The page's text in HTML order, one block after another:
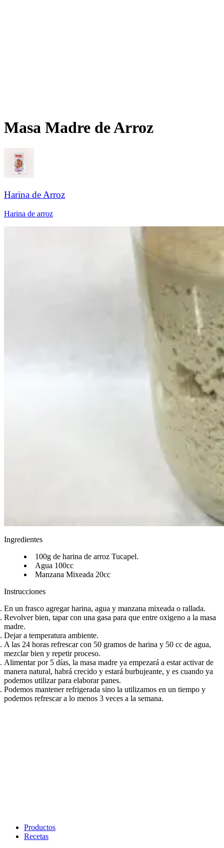
Masa Madre de Arroz​​​​‌ ‍ ​‍​‍‌‍ ‌ ​‍‌‍‍‌‌‍‌ ‌‍‍‌‌‍ ‍​‍​‍​ ‍‍​‍​‍‌ ​ ‌‍​‌‌‍ ‍‌‍‍‌‌ ‌​‌ ‍‌​‍ ‍‌‍‍‌‌‍ ​‍​‍​‍ ​​‍​‍‌‍‍​‌ ​‍‌‍‌‌‌‍‌‍​‍​‍​ ‍‍​‍​‍‌‍‍​‌ ‌​‌ ‌​‌ ​​‌ ​ ​ ‍‍​‍ ​‍ ‌ ‌​‌ ‌‌‌‍​ ‌‍​‌‌ ​​‌‍‌‌‌‍ ​​‍ ‍‌ ​ ‌‍​‌‌‍ ‍‌‍‍‌‌ ‌​‌ ‍‌​‍ ‍‌ ​ ‌ ‌​‌ ‌‌‌‍‌​‌‍‍‌‌‍ ​‍ ‌‍‍‌‌‍ ‍‌ ‌​‌‍‌‌‌‍ ‍‌ ‌​​‍ ‌‍‌‌‌‍‌​‌‍‍‌‌ ‌​​‍ ‌‍ ‌‌‍ ‌‍‌​‌‍‌‌​ ‌‌ ​​‌ ​‍‌‍‌‌‌ ​ ‌‍‌‌‌‍ ‍‌ ‌​‌‍​‌‌ ‌​‌‍‍‌‌‍ ‌‍ ‍​ ‍ ‌‍‍‌‌‍‌​​ ‌‌ ​‍‌‍‌‌‌‍​ ‌‍‍‌‌ ​​‌‍‌‌​‍ ‌​ ‍​​ ​​​ ‌ ​ ​‍​ ‍ ‌ ‌​‌ ‍‌‌ ​​‌‍‌‌​ ‌‌ ​‍‌‍‌‌‌‍​ ‌‍‍‌‌ ​​‌‍‌‌​ ‍ ‌ ​​‌‍​‌‌ ‌​‌‍‍​​ ‌‌ ‌​‌‍‍‌‌ ‌​‌‍ ​‌‍‌‌​ ‌‍​‍‌‍​‌‌ ​ ‌‍‌‌‌‌‌‌‌ ​‍‌‍ ​​ ‌‌‍‍​‌ ‌​‌ ‌​‌ ​​‌ ​ ​‍‌‌​ ​ ‌​​‌​‍‌‌​ ​‍‌​‌‍​‍‌‌​ ​‍‌​‌‍‌ ‌​‌ ‌‌‌‍​ ‌‍​‌‌ ​​‌‍‌‌‌‍ ​​‍ ‍‌ ​ ‌‍​‌‌‍ ‍‌‍‍‌‌ ‌​‌ ‍‌​‍ ‍‌ ​ ‌ ‌​‌ ‌‌‌‍‌​‌‍‍‌‌‍ ​‍‌‍‌‍‍‌‌‍‌​​ ‌‌ ​‍‌‍‌‌‌‍​ ‌‍‍‌‌ ​​‌‍‌‌​‍ ‌​ ‍​​ ​​​ ‌ ​ ​‍​‍‌‍‌ ‌​‌ ‍‌‌ ​​‌‍‌‌​ ‌‌ ​‍‌‍‌‌‌‍​ ‌‍‍‌‌ ​​‌‍‌‌​‍‌‍‌ ​​‌‍​‌‌ ‌​‌‍‍​​ ‌‌ ‌​‌‍‍‌‌ ‌​‌‍ ​‌‍‌‌​‍‌‍‌ ​​‌‍‌‌‌ ​‍‌ ​ ‌ ​​‌‍‌‌‌‍​ ‌ ‌​‌‍‍‌‌ ‌‍‌‍‌‌​ ‌‌ ​​‌ ‌‌‌‍​‍‌‍ ​‌‍‍‌‌ ​ ‌‍‍​‌‍‌‌‌‍‌​​‍​‍‌ ‌
Harina de Arroz​​​​‌ ‍ ​‍​‍‌‍ ‌ ​‍‌‍‍‌‌‍‌ ‌‍‍‌‌‍ ‍​‍​‍​ ‍‍​‍​‍‌ ​ ‌‍​‌‌‍ ‍‌‍‍‌‌ ‌​‌ ‍‌​‍ ‍‌‍‍‌‌‍ ​‍​‍​‍ ​​‍​‍‌‍‍​‌ ​‍‌‍‌‌‌‍‌‍​‍​‍​ ‍‍​‍​‍‌‍‍​‌ ‌​‌ ‌​‌ ​​‌ ​ ​ ‍‍​‍ ​‍ ‌ ‌​‌ ‌‌‌‍​ ‌‍​‌‌ ​​‌‍‌‌‌‍ ​​‍ ‍‌ ​ ‌‍​‌‌‍ ‍‌‍‍‌‌ ‌​‌ ‍‌​‍ ‍‌ ​ ‌ ‌​‌ ‌‌‌‍‌​‌‍‍‌‌‍ ​‍ ‌‍‍‌‌‍ ‍‌ ‌​‌‍‌‌‌‍ ‍‌ ‌​​‍ ‌‍‌‌‌‍‌​‌‍‍‌‌ ‌​​‍ ‌‍ ‌‌‍ ‌‍‌​‌‍‌‌​ ‌‌ ​​‌ ​‍‌‍‌‌‌ ​ ‌‍‌‌‌‍ ‍‌ ‌​‌‍​‌‌ ‌​‌‍‍‌‌‍ ‌‍ ‍​ ‍ ‌‍‍‌‌‍‌​​ ‌​ ‌​‌‍‌‍​ ‌​​ ​​‌‍​‍​ ‌ ​ ‌ ​ ​​​‍ ‌‌‍‌​​ ​ ​ ​‌‌‍​ ​‍ ‌​ ‌​​ ‍​​ ‌​​ ‌​​‍ ‌‌‍​‌​ ‍​​ ‌​​ ‌‌​‍ ‌‌‍‌‍​ ‌​​ ​ ‌‍‌​​ ​‍​ ​‍‌‍​ ‌‍‌‌‌‍‌​​ ​ ​ ​ ‌‍​ ​ ‍ ‌ ‌​‌ ‍‌‌ ​​‌‍‌‌​ ‌‌ ​​‌ ​‍‌‍ ‌‍‌​‌ ‌‌‌‍​ ‌ ‌​​ ‍ ‌ ​​‌‍​‌‌ ‌​‌‍‍​​ ‌‌ ‌​‌‍‍‌‌ ‌​‌‍ ​‌‍‌‌​ ‌‍​‍‌‍​‌‌ ​ ‌‍‌‌‌‌‌‌‌ ​‍‌‍ ​​ ‌‌‍‍​‌ ‌​‌ ‌​‌ ​​‌ ​ ​‍‌‌​ ​ ‌​​‌​‍‌‌​ ​‍‌​‌‍​‍‌‌​ ​‍‌​‌‍‌ ‌​‌ ‌‌‌‍​ ‌‍​‌‌ ​​‌‍‌‌‌‍ ​​‍ ‍‌ ​ ‌‍​‌‌‍ ‍‌‍‍‌‌ ‌​‌ ‍‌​‍ ‍‌ ​ ‌ ‌​‌ ‌‌‌‍‌​‌‍‍‌‌‍ ​‍‌‍‌‍‍‌‌‍‌​​ ‌​ ‌​‌‍‌‍​ ‌​​ ​​‌‍​‍​ ‌ ​ ‌ ​ ​​​‍ ‌‌‍‌​​ ​ ​ ​‌‌‍​ ​‍ ‌​ ‌​​ ‍​​ ‌​​ ‌​​‍ ‌‌‍​‌​ ‍​​ ‌​​ ‌‌​‍ ‌‌‍‌‍​ ‌​​ ​ ‌‍‌​​ ​‍​ ​‍‌‍​ ‌‍‌‌‌‍‌​​ ​ ​ ​ ‌‍​ ​‍‌‍‌ ‌​‌ ‍‌‌ ​​‌‍‌‌​ ‌‌ ​​‌ ​‍‌‍ ‌‍‌​‌ ‌‌‌‍​ ‌ ‌​​‍‌‍‌ ​​‌‍​‌‌ ‌​‌‍‍​​ ‌‌ ‌​‌‍‍‌‌ ‌​‌‍ ​‌‍‌‌​‍‌‍‌ ​​‌‍‌‌‌ ​‍‌ ​ ‌ ​​‌‍‌‌‌‍​ ‌ ‌​‌‍‍‌‌ ‌‍‌‍‌‌​ ‌‌ ​​‌ ‌‌‌‍​‍‌‍ ​‌‍‍‌‌ ​ ‌‍‍​‌‍‌‌‌‍‌​​‍​‍‌ ‌
Harina de arroz​​​​‌ ‍ ​‍​‍‌‍ ‌ ​‍‌‍‍‌‌‍‌ ‌‍‍‌‌‍ ‍​‍​‍​ ‍‍​‍​‍‌ ​ ‌‍​‌‌‍ ‍‌‍‍‌‌ ‌​‌ ‍‌​‍ ‍‌‍‍‌‌‍ ​‍​‍​‍ ​​‍​‍‌‍‍​‌ ​‍‌‍‌‌‌‍‌‍​‍​‍​ ‍‍​‍​‍‌‍‍​‌ ‌​‌ ‌​‌ ​​‌ ​ ​ ‍‍​‍ ​‍ ‌ ‌​‌ ‌‌‌‍​ ‌‍​‌‌ ​​‌‍‌‌‌‍ ​​‍ ‍‌ ​ ‌‍​‌‌‍ ‍‌‍‍‌‌ ‌​‌ ‍‌​‍ ‍‌ ​ ‌ ‌​‌ ‌‌‌‍‌​‌‍‍‌‌‍ ​‍ ‌‍‍‌‌‍ ‍‌ ‌​‌‍‌‌‌‍ ‍‌ ‌​​‍ ‌‍‌‌‌‍‌​‌‍‍‌‌ ‌​​‍ ‌‍ ‌‌‍ ‌‍‌​‌‍‌‌​ ‌‌ ​​‌ ​‍‌‍‌‌‌ ​ ‌‍‌‌‌‍ ‍‌ ‌​‌‍​‌‌ ‌​‌‍‍‌‌‍ ‌‍ ‍​ ‍ ‌‍‍‌‌‍‌​​ ‌​ ​ ​ ‍​​ ​‍‌‍‌‌​ ‌‌‌‍​ ​ ‍‌​ ‍​​‍ ‌​ ​‍​ ‍​‌‍​ ‌‍‌‌​‍ ‌​ ‌​​ ​​​ ​ ​ ‍​​‍ ‌‌‍​‍‌‍​‍‌‍‌‌​ ​‌​‍ ‌​ ​​​ ‍‌‌‍​‌‌‍‌‌‌‍​ ​ ‌ ​ ​‍​ ‌​​ ​​​ ‍‌​ ‌ ‌‍​‌​ ‍ ‌ ‌​‌ ‍‌‌ ​​‌‍‌‌​ ‌‌ ​​‌ ​‍‌‍ ‌‍‌​‌ ‌‌‌‍​ ‌ ‌​‌​​ ‌‍​‌‌ ‌​‌‍‌‌‌‍‌ ‌‍ ‌ ​‍‌ ‍‌​ ‍ ‌ ​​‌‍​‌‌ ‌​‌‍‍​​ ‌‌ ‌​‌‍‍‌‌ ‌​‌‍ ​‌‍‌‌​ ‌‍​‍‌‍​‌‌ ​ ‌‍‌‌‌‌‌‌‌ ​‍‌‍ ​​ ‌‌‍‍​‌ ‌​‌ ‌​‌ ​​‌ ​ ​‍‌‌​ ​ ‌​​‌​‍‌‌​ ​‍‌​‌‍​‍‌‌​ ​‍‌​‌‍‌ ‌​‌ ‌‌‌‍​ ‌‍​‌‌ ​​‌‍‌‌‌‍ ​​‍ ‍‌ ​ ‌‍​‌‌‍ ‍‌‍‍‌‌ ‌​‌ ‍‌​‍ ‍‌ ​ ‌ ‌​‌ ‌‌‌‍‌​‌‍‍‌‌‍ ​‍‌‍‌‍‍‌‌‍‌​​ ‌​ ​ ​ ‍​​ ​‍‌‍‌‌​ ‌‌‌‍​ ​ ‍‌​ ‍​​‍ ‌​ ​‍​ ‍​‌‍​ ‌‍‌‌​‍ ‌​ ‌​​ ​​​ ​ ​ ‍​​‍ ‌‌‍​‍‌‍​‍‌‍‌‌​ ​‌​‍ ‌​ ​​​ ‍‌‌‍​‌‌‍‌‌‌‍​ ​ ‌ ​ ​‍​ ‌​​ ​​​ ‍‌​ ‌ ‌‍​‌​‍‌‍‌ ‌​‌ ‍‌‌ ​​‌‍‌‌​ ‌‌ ​​‌ ​‍‌‍ ‌‍‌​‌ ‌‌‌‍​ ‌ ‌​‌​​ ‌‍​‌‌ ‌​‌‍‌‌‌‍‌ ‌‍ ‌ ​‍‌ ‍‌​‍‌‍‌ ​​‌‍​‌‌ ‌​‌‍‍​​ ‌‌ ‌​‌‍‍‌‌ ‌​‌‍ ​‌‍‌‌​‍‌‍‌ ​​‌‍‌‌‌ ​‍‌ ​ ‌ ​​‌‍‌‌‌‍​ ‌ ‌​‌‍‍‌‌ ‌‍‌‍‌‌​ ‌‌ ​​‌ ‌‌‌‍​‍‌‍ ​‌‍‍‌‌ ​ ‌‍‍​‌‍‌‌‌‍‌​​‍​‍‌ ‌
Ingredientes
100g de harina de arroz Tucapel.​​​​‌ ‍ ​‍​‍‌‍ ‌ ​‍‌‍‍‌‌‍‌ ‌‍‍‌‌‍ ‍​‍​‍​ ‍‍​‍​‍‌ ​ ‌‍​‌‌‍ ‍‌‍‍‌‌ ‌​‌ ‍‌​‍ ‍‌‍‍‌‌‍ ​‍​‍​‍ ​​‍​‍‌‍‍​‌ ​‍‌‍‌‌‌‍‌‍​‍​‍​ ‍‍​‍​‍‌‍‍​‌ ‌​‌ ‌​‌ ​​‌ ​ ​ ‍‍​‍ ​‍ ‌ ‌​‌ ‌‌‌‍​ ‌‍​‌‌ ​​‌‍‌‌‌‍ ​​‍ ‍‌ ​ ‌‍​‌‌‍ ‍‌‍‍‌‌ ‌​‌ ‍‌​‍ ‍‌ ​ ‌ ‌​‌ ‌‌‌‍‌​‌‍‍‌‌‍ ​‍ ‌‍‍‌‌‍ ‍‌ ‌​‌‍‌‌‌‍ ‍‌ ‌​​‍ ‌‍‌‌‌‍‌​‌‍‍‌‌ ‌​​‍ ‌‍ ‌‌‍ ‌‍‌​‌‍‌‌​ ‌‌ ​​‌ ​‍‌‍‌‌‌ ​ ‌‍‌‌‌‍ ‍‌ ‌​‌‍​‌‌ ‌​‌‍‍‌‌‍ ‌‍ ‍​ ‍ ‌‍‍‌‌‍‌​​ ‌‌ ​‍‌‍‌‌‌‍​ ‌‍‍‌‌ ​​‌‍‌‌​‍ ‌​ ‍​​ ​​​ ‌ ​ ​‍​ ‍ ‌ ‌​‌ ‍‌‌ ​​‌‍‌‌​ ‌‌ ​‍‌‍‌‌‌‍​ ‌‍‍‌‌ ​​‌‍‌‌​ ‍ ‌ ​​‌‍​‌‌ ‌​‌‍‍​​ ‌‌‍‍‌‌‍ ‍‌‍‌ ‌ ​‍‌‍‌‌‌‍‌​‌‍‍‌‌‍‌‌‌‍ ‍‌ ‌​‌ ​ ​‍‌‌​ ‌‌‌​​‍‌‌ ‌‍‍ ‌‍‌‌‌ ‍‌​‍‌‌​ ​ ‌​‌​​‍‌‌​ ​ ‌​‌​​‍‌‌​ ​‍​ ​‍​ ‌ ​ ‌ ​ ‍‌​ ‌‍​ ​ ​ ‌‍​ ​‌‌‍‌​‌‍​‍​ ‌‍​ ‌ ‌‍​‍​‍‌‌​ ​‍​ ​‍​‍‌‌​ ‌‌‌​‌​​‍ ‍‌‍​ ‌‍‍​‌‍‍‌‌‍ ​‌‍‌​‌ ​‍‌‍‌‌‌‍ ‍​‍‌‌​ ‌‌‌​​‍‌‌ ‌‍‍ ‌‍‌‌‌ ‍‌​‍‌‌​ ​ ‌​‌​​‍‌‌​ ​ ‌​‌​​‍‌‌​ ​‍​ ​‍​ ​‍‌‍​ ​ ​‌​ ‌ ‌‍​ ‌‍‌​​ ‌‍​ ‍‌‌‍​ ‌‍​‍‌‍‌​​ ​​​‍‌‌​ ​‍​ ​‍​‍‌‌​ ‌‌‌​‌​​‍ ‍‌ ‌​‌‍‌‌‌ ‍​‌ ‌​​ ‌‍​‍‌‍​‌‌ ​ ‌‍‌‌‌‌‌‌‌ ​‍‌‍ ​​ ‌‌‍‍​‌ ‌​‌ ‌​‌ ​​‌ ​ ​‍‌‌​ ​ ‌​​‌​‍‌‌​ ​‍‌​‌‍​‍‌‌​ ​‍‌​‌‍‌ ‌​‌ ‌‌‌‍​ ‌‍​‌‌ ​​‌‍‌‌‌‍ ​​‍ ‍‌ ​ ‌‍​‌‌‍ ‍‌‍‍‌‌ ‌​‌ ‍‌​‍ ‍‌ ​ ‌ ‌​‌ ‌‌‌‍‌​‌‍‍‌‌‍ ​‍‌‍‌‍‍‌‌‍‌​​ ‌‌ ​‍‌‍‌‌‌‍​ ‌‍‍‌‌ ​​‌‍‌‌​‍ ‌​ ‍​​ ​​​ ‌ ​ ​‍​‍‌‍‌ ‌​‌ ‍‌‌ ​​‌‍‌‌​ ‌‌ ​‍‌‍‌‌‌‍​ ‌‍‍‌‌ ​​‌‍‌‌​‍‌‍‌ ​​‌‍​‌‌ ‌​‌‍‍​​ ‌‌‍‍‌‌‍ ‍‌‍‌ ‌ ​‍‌‍‌‌‌‍‌​‌‍‍‌‌‍‌‌‌‍ ‍‌ ‌​‌ ​ ​‍‌‌​ ‌‌‌​​‍‌‌ ‌‍‍ ‌‍‌‌‌ ‍‌​‍‌‌​ ​ ‌​‌​​‍‌‌​ ​ ‌​‌​​‍‌‌​ ​‍​ ​‍​ ‌ ​ ‌ ​ ‍‌​ ‌‍​ ​ ​ ‌‍​ ​‌‌‍‌​‌‍​‍​ ‌‍​ ‌ ‌‍​‍​‍‌‌​ ​‍​ ​‍​‍‌‌​ ‌‌‌​‌​​‍ ‍‌‍​ ‌‍‍​‌‍‍‌‌‍ ​‌‍‌​‌ ​‍‌‍‌‌‌‍ ‍​‍‌‌​ ‌‌‌​​‍‌‌ ‌‍‍ ‌‍‌‌‌ ‍‌​‍‌‌​ ​ ‌​‌​​‍‌‌​ ​ ‌​‌​​‍‌‌​ ​‍​ ​‍​ ​‍‌‍​ ​ ​‌​ ‌ ‌‍​ ‌‍‌​​ ‌‍​ ‍‌‌‍​ ‌‍​‍‌‍‌​​ ​​​‍‌‌​ ​‍​ ​‍​‍‌‌​ ‌‌‌​‌​​‍ ‍‌ ‌​‌‍‌‌‌ ‍​‌ ‌​​‍‌‍‌ ​​‌‍‌‌‌ ​‍‌ ​ ‌ ​​‌‍‌‌‌‍​ ‌ ‌​‌‍‍‌‌ ‌‍‌‍‌‌​ ‌‌ ​​‌ ‌‌‌‍​‍‌‍ ​‌‍‍‌‌ ​ ‌‍‍​‌‍‌‌‌‍‌​​‍​‍‌ ‌
Agua 100cc​​​​‌ ‍ ​‍​‍‌‍ ‌ ​‍‌‍‍‌‌‍‌ ‌‍‍‌‌‍ ‍​‍​‍​ ‍‍​‍​‍‌ ​ ‌‍​‌‌‍ ‍‌‍‍‌‌ ‌​‌ ‍‌​‍ ‍‌‍‍‌‌‍ ​‍​‍​‍ ​​‍​‍‌‍‍​‌ ​‍‌‍‌‌‌‍‌‍​‍​‍​ ‍‍​‍​‍‌‍‍​‌ ‌​‌ ‌​‌ ​​‌ ​ ​ ‍‍​‍ ​‍ ‌ ‌​‌ ‌‌‌‍​ ‌‍​‌‌ ​​‌‍‌‌‌‍ ​​‍ ‍‌ ​ ‌‍​‌‌‍ ‍‌‍‍‌‌ ‌​‌ ‍‌​‍ ‍‌ ​ ‌ ‌​‌ ‌‌‌‍‌​‌‍‍‌‌‍ ​‍ ‌‍‍‌‌‍ ‍‌ ‌​‌‍‌‌‌‍ ‍‌ ‌​​‍ ‌‍‌‌‌‍‌​‌‍‍‌‌ ‌​​‍ ‌‍ ‌‌‍ ‌‍‌​‌‍‌‌​ ‌‌ ​​‌ ​‍‌‍‌‌‌ ​ ‌‍‌‌‌‍ ‍‌ ‌​‌‍​‌‌ ‌​‌‍‍‌‌‍ ‌‍ ‍​ ‍ ‌‍‍‌‌‍‌​​ ‌‌ ​‍‌‍‌‌‌‍​ ‌‍‍‌‌ ​​‌‍‌‌​‍ ‌​ ‍​​ ​​​ ‌ ​ ​‍​ ‍ ‌ ‌​‌ ‍‌‌ ​​‌‍‌‌​ ‌‌ ​‍‌‍‌‌‌‍​ ‌‍‍‌‌ ​​‌‍‌‌​ ‍ ‌ ​​‌‍​‌‌ ‌​‌‍‍​​ ‌‌‍‍‌‌‍ ‍‌‍‌ ‌ ​‍‌‍‌‌‌‍‌​‌‍‍‌‌‍‌‌‌‍ ‍‌ ‌​‌ ​ ​‍‌‌​ ‌‌‌​​‍‌‌ ‌‍‍ ‌‍‌‌‌ ‍‌​‍‌‌​ ​ ‌​‌​​‍‌‌​ ​ ‌​‌​​‍‌‌​ ​‍​ ​‍​ ‌​​ ‌ ​ ‌‍‌‍‌‌‌‍‌​‌‍‌‍​ ‌ ​ ‌ ​ ‍‌‌‍​‌​ ​‍​ ​‍​‍‌‌​ ​‍​ ​‍​‍‌‌​ ‌‌‌​‌​​‍ ‍‌‍​ ‌‍‍​‌‍‍‌‌‍ ​‌‍‌​‌ ​‍‌‍‌‌‌‍ ‍​‍‌‌​ ‌‌‌​​‍‌‌ ‌‍‍ ‌‍‌‌‌ ‍‌​‍‌‌​ ​ ‌​‌​​‍‌‌​ ​ ‌​‌​​‍‌‌​ ​‍​ ​‍‌‍‌‍​ ​​​ ​‍‌‍​ ‌‍​‍​ ‌‍​ ‍‌​ ‍‌‌‍​ ‌‍‌‌​ ​​‌‍​‌​‍‌‌​ ​‍​ ​‍​‍‌‌​ ‌‌‌​‌​​‍ ‍‌ ‌​‌‍‌‌‌ ‍​‌ ‌​​ ‌‍​‍‌‍​‌‌ ​ ‌‍‌‌‌‌‌‌‌ ​‍‌‍ ​​ ‌‌‍‍​‌ ‌​‌ ‌​‌ ​​‌ ​ ​‍‌‌​ ​ ‌​​‌​‍‌‌​ ​‍‌​‌‍​‍‌‌​ ​‍‌​‌‍‌ ‌​‌ ‌‌‌‍​ ‌‍​‌‌ ​​‌‍‌‌‌‍ ​​‍ ‍‌ ​ ‌‍​‌‌‍ ‍‌‍‍‌‌ ‌​‌ ‍‌​‍ ‍‌ ​ ‌ ‌​‌ ‌‌‌‍‌​‌‍‍‌‌‍ ​‍‌‍‌‍‍‌‌‍‌​​ ‌‌ ​‍‌‍‌‌‌‍​ ‌‍‍‌‌ ​​‌‍‌‌​‍ ‌​ ‍​​ ​​​ ‌ ​ ​‍​‍‌‍‌ ‌​‌ ‍‌‌ ​​‌‍‌‌​ ‌‌ ​‍‌‍‌‌‌‍​ ‌‍‍‌‌ ​​‌‍‌‌​‍‌‍‌ ​​‌‍​‌‌ ‌​‌‍‍​​ ‌‌‍‍‌‌‍ ‍‌‍‌ ‌ ​‍‌‍‌‌‌‍‌​‌‍‍‌‌‍‌‌‌‍ ‍‌ ‌​‌ ​ ​‍‌‌​ ‌‌‌​​‍‌‌ ‌‍‍ ‌‍‌‌‌ ‍‌​‍‌‌​ ​ ‌​‌​​‍‌‌​ ​ ‌​‌​​‍‌‌​ ​‍​ ​‍​ ‌​​ ‌ ​ ‌‍‌‍‌‌‌‍‌​‌‍‌‍​ ‌ ​ ‌ ​ ‍‌‌‍​‌​ ​‍​ ​‍​‍‌‌​ ​‍​ ​‍​‍‌‌​ ‌‌‌​‌​​‍ ‍‌‍​ ‌‍‍​‌‍‍‌‌‍ ​‌‍‌​‌ ​‍‌‍‌‌‌‍ ‍​‍‌‌​ ‌‌‌​​‍‌‌ ‌‍‍ ‌‍‌‌‌ ‍‌​‍‌‌​ ​ ‌​‌​​‍‌‌​ ​ ‌​‌​​‍‌‌​ ​‍​ ​‍‌‍‌‍​ ​​​ ​‍‌‍​ ‌‍​‍​ ‌‍​ ‍‌​ ‍‌‌‍​ ‌‍‌‌​ ​​‌‍​‌​‍‌‌​ ​‍​ ​‍​‍‌‌​ ‌‌‌​‌​​‍ ‍‌ ‌​‌‍‌‌‌ ‍​‌ ‌​​‍‌‍‌ ​​‌‍‌‌‌ ​‍‌ ​ ‌ ​​‌‍‌‌‌‍​ ‌ ‌​‌‍‍‌‌ ‌‍‌‍‌‌​ ‌‌ ​​‌ ‌‌‌‍​‍‌‍ ​‌‍‍‌‌ ​ ‌‍‍​‌‍‌‌‌‍‌​​‍​‍‌ ‌
Manzana Mixeada 20cc​​​​‌ ‍ ​‍​‍‌‍ ‌ ​‍‌‍‍‌‌‍‌ ‌‍‍‌‌‍ ‍​‍​‍​ ‍‍​‍​‍‌ ​ ‌‍​‌‌‍ ‍‌‍‍‌‌ ‌​‌ ‍‌​‍ ‍‌‍‍‌‌‍ ​‍​‍​‍ ​​‍​‍‌‍‍​‌ ​‍‌‍‌‌‌‍‌‍​‍​‍​ ‍‍​‍​‍‌‍‍​‌ ‌​‌ ‌​‌ ​​‌ ​ ​ ‍‍​‍ ​‍ ‌ ‌​‌ ‌‌‌‍​ ‌‍​‌‌ ​​‌‍‌‌‌‍ ​​‍ ‍‌ ​ ‌‍​‌‌‍ ‍‌‍‍‌‌ ‌​‌ ‍‌​‍ ‍‌ ​ ‌ ‌​‌ ‌‌‌‍‌​‌‍‍‌‌‍ ​‍ ‌‍‍‌‌‍ ‍‌ ‌​‌‍‌‌‌‍ ‍‌ ‌​​‍ ‌‍‌‌‌‍‌​‌‍‍‌‌ ‌​​‍ ‌‍ ‌‌‍ ‌‍‌​‌‍‌‌​ ‌‌ ​​‌ ​‍‌‍‌‌‌ ​ ‌‍‌‌‌‍ ‍‌ ‌​‌‍​‌‌ ‌​‌‍‍‌‌‍ ‌‍ ‍​ ‍ ‌‍‍‌‌‍‌​​ ‌‌ ​‍‌‍‌‌‌‍​ ‌‍‍‌‌ ​​‌‍‌‌​‍ ‌​ ‍​​ ​​​ ‌ ​ ​‍​ ‍ ‌ ‌​‌ ‍‌‌ ​​‌‍‌‌​ ‌‌ ​‍‌‍‌‌‌‍​ ‌‍‍‌‌ ​​‌‍‌‌​ ‍ ‌ ​​‌‍​‌‌ ‌​‌‍‍​​ ‌‌‍‍‌‌‍ ‍‌‍‌ ‌ ​‍‌‍‌‌‌‍‌​‌‍‍‌‌‍‌‌‌‍ ‍‌ ‌​‌ ​ ​‍‌‌​ ‌‌‌​​‍‌‌ ‌‍‍ ‌‍‌‌‌ ‍‌​‍‌‌​ ​ ‌​‌​​‍‌‌​ ​ ‌​‌​​‍‌‌​ ​‍​ ​‍‌‍‌​​ ‌‍​ ‌‌‌‍‌‍​ ‍​‌‍​‍​ ‌‍‌‍​ ‌‍‌‍‌‍‌‍​ ​‌‌‍‌​​‍‌‌​ ​‍​ ​‍​‍‌‌​ ‌‌‌​‌​​‍ ‍‌‍​ ‌‍‍​‌‍‍‌‌‍ ​‌‍‌​‌ ​‍‌‍‌‌‌‍ ‍​‍‌‌​ ‌‌‌​​‍‌‌ ‌‍‍ ‌‍‌‌‌ ‍‌​‍‌‌​ ​ ‌​‌​​‍‌‌​ ​ ‌​‌​​‍‌‌​ ​‍​ ​‍‌‍‌‌​ ‌​​ ​‌‌‍‌​‌‍‌​‌‍​‌​ ​‍​ ‍​​ ​‍‌‍‌​​ ​ ‌‍‌‍​‍‌‌​ ​‍​ ​‍​‍‌‌​ ‌‌‌​‌​​‍ ‍‌ ‌​‌‍‌‌‌ ‍​‌ ‌​​ ‌‍​‍‌‍​‌‌ ​ ‌‍‌‌‌‌‌‌‌ ​‍‌‍ ​​ ‌‌‍‍​‌ ‌​‌ ‌​‌ ​​‌ ​ ​‍‌‌​ ​ ‌​​‌​‍‌‌​ ​‍‌​‌‍​‍‌‌​ ​‍‌​‌‍‌ ‌​‌ ‌‌‌‍​ ‌‍​‌‌ ​​‌‍‌‌‌‍ ​​‍ ‍‌ ​ ‌‍​‌‌‍ ‍‌‍‍‌‌ ‌​‌ ‍‌​‍ ‍‌ ​ ‌ ‌​‌ ‌‌‌‍‌​‌‍‍‌‌‍ ​‍‌‍‌‍‍‌‌‍‌​​ ‌‌ ​‍‌‍‌‌‌‍​ ‌‍‍‌‌ ​​‌‍‌‌​‍ ‌​ ‍​​ ​​​ ‌ ​ ​‍​‍‌‍‌ ‌​‌ ‍‌‌ ​​‌‍‌‌​ ‌‌ ​‍‌‍‌‌‌‍​ ‌‍‍‌‌ ​​‌‍‌‌​‍‌‍‌ ​​‌‍​‌‌ ‌​‌‍‍​​ ‌‌‍‍‌‌‍ ‍‌‍‌ ‌ ​‍‌‍‌‌‌‍‌​‌‍‍‌‌‍‌‌‌‍ ‍‌ ‌​‌ ​ ​‍‌‌​ ‌‌‌​​‍‌‌ ‌‍‍ ‌‍‌‌‌ ‍‌​‍‌‌​ ​ ‌​‌​​‍‌‌​ ​ ‌​‌​​‍‌‌​ ​‍​ ​‍‌‍‌​​ ‌‍​ ‌‌‌‍‌‍​ ‍​‌‍​‍​ ‌‍‌‍​ ‌‍‌‍‌‍‌‍​ ​‌‌‍‌​​‍‌‌​ ​‍​ ​‍​‍‌‌​ ‌‌‌​‌​​‍ ‍‌‍​ ‌‍‍​‌‍‍‌‌‍ ​‌‍‌​‌ ​‍‌‍‌‌‌‍ ‍​‍‌‌​ ‌‌‌​​‍‌‌ ‌‍‍ ‌‍‌‌‌ ‍‌​‍‌‌​ ​ ‌​‌​​‍‌‌​ ​ ‌​‌​​‍‌‌​ ​‍​ ​‍‌‍‌‌​ ‌​​ ​‌‌‍‌​‌‍‌​‌‍​‌​ ​‍​ ‍​​ ​‍‌‍‌​​ ​ ‌‍‌‍​‍‌‌​ ​‍​ ​‍​‍‌‌​ ‌‌‌​‌​​‍ ‍‌ ‌​‌‍‌‌‌ ‍​‌ ‌​​‍‌‍‌ ​​‌‍‌‌‌ ​‍‌ ​ ‌ ​​‌‍‌‌‌‍​ ‌ ‌​‌‍‍‌‌ ‌‍‌‍‌‌​ ‌‌ ​​‌ ‌‌‌‍​‍‌‍ ​‌‍‍‌‌ ​ ‌‍‍​‌‍‌‌‌‍‌​​‍​‍‌ ‌
Instrucciones
En un frasco agregar harina, agua y manzana mixeada o rallada.​​​​‌ ‍ ​‍​‍‌‍ ‌ ​‍‌‍‍‌‌‍‌ ‌‍‍‌‌‍ ‍​‍​‍​ ‍‍​‍​‍‌ ​ ‌‍​‌‌‍ ‍‌‍‍‌‌ ‌​‌ ‍‌​‍ ‍‌‍‍‌‌‍ ​‍​‍​‍ ​​‍​‍‌‍‍​‌ ​‍‌‍‌‌‌‍‌‍​‍​‍​ ‍‍​‍​‍‌‍‍​‌ ‌​‌ ‌​‌ ​​‌ ​ ​ ‍‍​‍ ​‍ ‌ ‌​‌ ‌‌‌‍​ ‌‍​‌‌ ​​‌‍‌‌‌‍ ​​‍ ‍‌ ​ ‌‍​‌‌‍ ‍‌‍‍‌‌ ‌​‌ ‍‌​‍ ‍‌ ​ ‌ ‌​‌ ‌‌‌‍‌​‌‍‍‌‌‍ ​‍ ‌‍‍‌‌‍ ‍‌ ‌​‌‍‌‌‌‍ ‍‌ ‌​​‍ ‌‍‌‌‌‍‌​‌‍‍‌‌ ‌​​‍ ‌‍ ‌‌‍ ‌‍‌​‌‍‌‌​ ‌‌ ​​‌ ​‍‌‍‌‌‌ ​ ‌‍‌‌‌‍ ‍‌ ‌​‌‍​‌‌ ‌​‌‍‍‌‌‍ ‌‍ ‍​ ‍ ‌‍‍‌‌‍‌​​ ‌‌ ​‍‌‍‌‌‌‍​ ‌‍‍‌‌ ​​‌‍‌‌​‍ ‌​ ‍​​ ​​​ ‌ ​ ​‍​ ‍ ‌ ‌​‌ ‍‌‌ ​​‌‍‌‌​ ‌‌ ​‍‌‍‌‌‌‍​ ‌‍‍‌‌ ​​‌‍‌‌​ ‍ ‌ ​​‌‍​‌‌ ‌​‌‍‍​​ ‌‌‍‍‌‌‍ ‍‌ ​ ‌ ‌​‌ ​‍‌ ‌‌‌‍​ ‌ ‌​‌‍‍‌‌‍ ‌‍ ‍‌ ​ ​‍‌‌​ ‌‌‌​​‍‌‌ ‌‍‍ ‌‍‌‌‌ ‍‌​‍‌‌​ ​ ‌​‌​​‍‌‌​ ​ ‌​‌​​‍‌‌​ ​‍​ ​‍‌‍​ ​ ​‍‌‍​‍​ ​‍‌‍​‌​ ​‌‌‍​ ​ ‌​​ ‌​‌‍‌​​ ​‌‌‍​ ​‍‌‌​ ​‍​ ​‍​‍‌‌​ ‌‌‌​‌​​‍ ‍‌‍​ ‌‍‍​‌‍‍‌‌‍ ​‌‍‌​‌ ​‍‌‍‌‌‌‍ ‍​‍‌‌​ ‌‌‌​​‍‌‌ ‌‍‍ ‌‍‌‌‌ ‍‌​‍‌‌​ ​ ‌​‌​​‍‌‌​ ​ ‌​‌​​‍‌‌​ ​‍​ ​‍‌‍​‍‌‍‌‍​ ​‍​ ​‍​ ‍​‌‍​‍​ ‌‌‌‍​‍​ ‍​‌‍‌‍​ ​‍​ ​ ​‍‌‌​ ​‍​ ​‍​‍‌‌​ ‌‌‌​‌​​‍ ‍‌ ‌​‌‍‌‌‌ ‍​‌ ‌​​ ‌‍​‍‌‍​‌‌ ​ ‌‍‌‌‌‌‌‌‌ ​‍‌‍ ​​ ‌‌‍‍​‌ ‌​‌ ‌​‌ ​​‌ ​ ​‍‌‌​ ​ ‌​​‌​‍‌‌​ ​‍‌​‌‍​‍‌‌​ ​‍‌​‌‍‌ ‌​‌ ‌‌‌‍​ ‌‍​‌‌ ​​‌‍‌‌‌‍ ​​‍ ‍‌ ​ ‌‍​‌‌‍ ‍‌‍‍‌‌ ‌​‌ ‍‌​‍ ‍‌ ​ ‌ ‌​‌ ‌‌‌‍‌​‌‍‍‌‌‍ ​‍‌‍‌‍‍‌‌‍‌​​ ‌‌ ​‍‌‍‌‌‌‍​ ‌‍‍‌‌ ​​‌‍‌‌​‍ ‌​ ‍​​ ​​​ ‌ ​ ​‍​‍‌‍‌ ‌​‌ ‍‌‌ ​​‌‍‌‌​ ‌‌ ​‍‌‍‌‌‌‍​ ‌‍‍‌‌ ​​‌‍‌‌​‍‌‍‌ ​​‌‍​‌‌ ‌​‌‍‍​​ ‌‌‍‍‌‌‍ ‍‌ ​ ‌ ‌​‌ ​‍‌ ‌‌‌‍​ ‌ ‌​‌‍‍‌‌‍ ‌‍ ‍‌ ​ ​‍‌‌​ ‌‌‌​​‍‌‌ ‌‍‍ ‌‍‌‌‌ ‍‌​‍‌‌​ ​ ‌​‌​​‍‌‌​ ​ ‌​‌​​‍‌‌​ ​‍​ ​‍‌‍​ ​ ​‍‌‍​‍​ ​‍‌‍​‌​ ​‌‌‍​ ​ ‌​​ ‌​‌‍‌​​ ​‌‌‍​ ​‍‌‌​ ​‍​ ​‍​‍‌‌​ ‌‌‌​‌​​‍ ‍‌‍​ ‌‍‍​‌‍‍‌‌‍ ​‌‍‌​‌ ​‍‌‍‌‌‌‍ ‍​‍‌‌​ ‌‌‌​​‍‌‌ ‌‍‍ ‌‍‌‌‌ ‍‌​‍‌‌​ ​ ‌​‌​​‍‌‌​ ​ ‌​‌​​‍‌‌​ ​‍​ ​‍‌‍​‍‌‍‌‍​ ​‍​ ​‍​ ‍​‌‍​‍​ ‌‌‌‍​‍​ ‍​‌‍‌‍​ ​‍​ ​ ​‍‌‌​ ​‍​ ​‍​‍‌‌​ ‌‌‌​‌​​‍ ‍‌ ‌​‌‍‌‌‌ ‍​‌ ‌​​‍‌‍‌ ​​‌‍‌‌‌ ​‍‌ ​ ‌ ​​‌‍‌‌‌‍​ ‌ ‌​‌‍‍‌‌ ‌‍‌‍‌‌​ ‌‌ ​​‌ ‌‌‌‍​‍‌‍ ​‌‍‍‌‌ ​ ‌‍‍​‌‍‌‌‌‍‌​​‍​‍‌ ‌
Revolver bien, tapar con una gasa para que entre oxigeno a la masa
madre.​​​​‌ ‍ ​‍​‍‌‍ ‌ ​‍‌‍‍‌‌‍‌ ‌‍‍‌‌‍ ‍​‍​‍​ ‍‍​‍​‍‌ ​ ‌‍​‌‌‍ ‍‌‍‍‌‌ ‌​‌ ‍‌​‍ ‍‌‍‍‌‌‍ ​‍​‍​‍ ​​‍​‍‌‍‍​‌ ​‍‌‍‌‌‌‍‌‍​‍​‍​ ‍‍​‍​‍‌‍‍​‌ ‌​‌ ‌​‌ ​​‌ ​ ​ ‍‍​‍ ​‍ ‌ ‌​‌ ‌‌‌‍​ ‌‍​‌‌ ​​‌‍‌‌‌‍ ​​‍ ‍‌ ​ ‌‍​‌‌‍ ‍‌‍‍‌‌ ‌​‌ ‍‌​‍ ‍‌ ​ ‌ ‌​‌ ‌‌‌‍‌​‌‍‍‌‌‍ ​‍ ‌‍‍‌‌‍ ‍‌ ‌​‌‍‌‌‌‍ ‍‌ ‌​​‍ ‌‍‌‌‌‍‌​‌‍‍‌‌ ‌​​‍ ‌‍ ‌‌‍ ‌‍‌​‌‍‌‌​ ‌‌ ​​‌ ​‍‌‍‌‌‌ ​ ‌‍‌‌‌‍ ‍‌ ‌​‌‍​‌‌ ‌​‌‍‍‌‌‍ ‌‍ ‍​ ‍ ‌‍‍‌‌‍‌​​ ‌‌ ​‍‌‍‌‌‌‍​ ‌‍‍‌‌ ​​‌‍‌‌​‍ ‌​ ‍​​ ​​​ ‌ ​ ​‍​ ‍ ‌ ‌​‌ ‍‌‌ ​​‌‍‌‌​ ‌‌ ​‍‌‍‌‌‌‍​ ‌‍‍‌‌ ​​‌‍‌‌​ ‍ ‌ ​​‌‍​‌‌ ‌​‌‍‍​​ ‌‌‍‍‌‌‍ ‍‌ ​ ‌ ‌​‌ ​‍‌ ‌‌‌‍​ ‌ ‌​‌‍‍‌‌‍ ‌‍ ‍‌ ​ ​‍‌‌​ ‌‌‌​​‍‌‌ ‌‍‍ ‌‍‌‌‌ ‍‌​‍‌‌​ ​ ‌​‌​​‍‌‌​ ​ ‌​‌​​‍‌‌​ ​‍​ ​‍‌‍‌‌​ ​​​ ​‍​ ‌​​ ‍‌​ ​‍​ ‍‌‌‍‌​‌‍​ ‌‍‌‍​ ‌‍‌‍‌‍​‍‌‌​ ​‍​ ​‍​‍‌‌​ ‌‌‌​‌​​‍ ‍‌‍​ ‌‍‍​‌‍‍‌‌‍ ​‌‍‌​‌ ​‍‌‍‌‌‌‍ ‍​‍‌‌​ ‌‌‌​​‍‌‌ ‌‍‍ ‌‍‌‌‌ ‍‌​‍‌‌​ ​ ‌​‌​​‍‌‌​ ​ ‌​‌​​‍‌‌​ ​‍​ ​‍‌‍​‌​ ‌​​ ‍​​ ​‍​ ​ ​ ‌‍​ ‌​​ ​ ‌‍‌‌​ ​​​ ‌​​ ‌‍​‍‌‌​ ​‍​ ​‍​‍‌‌​ ‌‌‌​‌​​‍ ‍‌ ‌​‌‍‌‌‌ ‍​‌ ‌​​ ‌‍​‍‌‍​‌‌ ​ ‌‍‌‌‌‌‌‌‌ ​‍‌‍ ​​ ‌‌‍‍​‌ ‌​‌ ‌​‌ ​​‌ ​ ​‍‌‌​ ​ ‌​​‌​‍‌‌​ ​‍‌​‌‍​‍‌‌​ ​‍‌​‌‍‌ ‌​‌ ‌‌‌‍​ ‌‍​‌‌ ​​‌‍‌‌‌‍ ​​‍ ‍‌ ​ ‌‍​‌‌‍ ‍‌‍‍‌‌ ‌​‌ ‍‌​‍ ‍‌ ​ ‌ ‌​‌ ‌‌‌‍‌​‌‍‍‌‌‍ ​‍‌‍‌‍‍‌‌‍‌​​ ‌‌ ​‍‌‍‌‌‌‍​ ‌‍‍‌‌ ​​‌‍‌‌​‍ ‌​ ‍​​ ​​​ ‌ ​ ​‍​‍‌‍‌ ‌​‌ ‍‌‌ ​​‌‍‌‌​ ‌‌ ​‍‌‍‌‌‌‍​ ‌‍‍‌‌ ​​‌‍‌‌​‍‌‍‌ ​​‌‍​‌‌ ‌​‌‍‍​​ ‌‌‍‍‌‌‍ ‍‌ ​ ‌ ‌​‌ ​‍‌ ‌‌‌‍​ ‌ ‌​‌‍‍‌‌‍ ‌‍ ‍‌ ​ ​‍‌‌​ ‌‌‌​​‍‌‌ ‌‍‍ ‌‍‌‌‌ ‍‌​‍‌‌​ ​ ‌​‌​​‍‌‌​ ​ ‌​‌​​‍‌‌​ ​‍​ ​‍‌‍‌‌​ ​​​ ​‍​ ‌​​ ‍‌​ ​‍​ ‍‌‌‍‌​‌‍​ ‌‍‌‍​ ‌‍‌‍‌‍​‍‌‌​ ​‍​ ​‍​‍‌‌​ ‌‌‌​‌​​‍ ‍‌‍​ ‌‍‍​‌‍‍‌‌‍ ​‌‍‌​‌ ​‍‌‍‌‌‌‍ ‍​‍‌‌​ ‌‌‌​​‍‌‌ ‌‍‍ ‌‍‌‌‌ ‍‌​‍‌‌​ ​ ‌​‌​​‍‌‌​ ​ ‌​‌​​‍‌‌​ ​‍​ ​‍‌‍​‌​ ‌​​ ‍​​ ​‍​ ​ ​ ‌‍​ ‌​​ ​ ‌‍‌‌​ ​​​ ‌​​ ‌‍​‍‌‌​ ​‍​ ​‍​‍‌‌​ ‌‌‌​‌​​‍ ‍‌ ‌​‌‍‌‌‌ ‍​‌ ‌​​‍‌‍‌ ​​‌‍‌‌‌ ​‍‌ ​ ‌ ​​‌‍‌‌‌‍​ ‌ ‌​‌‍‍‌‌ ‌‍‌‍‌‌​ ‌‌ ​​‌ ‌‌‌‍​‍‌‍ ​‌‍‍‌‌ ​ ‌‍‍​‌‍‌‌‌‍‌​​‍​‍‌ ‌
Dejar a temperatura ambiente.​​​​‌ ‍ ​‍​‍‌‍ ‌ ​‍‌‍‍‌‌‍‌ ‌‍‍‌‌‍ ‍​‍​‍​ ‍‍​‍​‍‌ ​ ‌‍​‌‌‍ ‍‌‍‍‌‌ ‌​‌ ‍‌​‍ ‍‌‍‍‌‌‍ ​‍​‍​‍ ​​‍​‍‌‍‍​‌ ​‍‌‍‌‌‌‍‌‍​‍​‍​ ‍‍​‍​‍‌‍‍​‌ ‌​‌ ‌​‌ ​​‌ ​ ​ ‍‍​‍ ​‍ ‌ ‌​‌ ‌‌‌‍​ ‌‍​‌‌ ​​‌‍‌‌‌‍ ​​‍ ‍‌ ​ ‌‍​‌‌‍ ‍‌‍‍‌‌ ‌​‌ ‍‌​‍ ‍‌ ​ ‌ ‌​‌ ‌‌‌‍‌​‌‍‍‌‌‍ ​‍ ‌‍‍‌‌‍ ‍‌ ‌​‌‍‌‌‌‍ ‍‌ ‌​​‍ ‌‍‌‌‌‍‌​‌‍‍‌‌ ‌​​‍ ‌‍ ‌‌‍ ‌‍‌​‌‍‌‌​ ‌‌ ​​‌ ​‍‌‍‌‌‌ ​ ‌‍‌‌‌‍ ‍‌ ‌​‌‍​‌‌ ‌​‌‍‍‌‌‍ ‌‍ ‍​ ‍ ‌‍‍‌‌‍‌​​ ‌‌ ​‍‌‍‌‌‌‍​ ‌‍‍‌‌ ​​‌‍‌‌​‍ ‌​ ‍​​ ​​​ ‌ ​ ​‍​ ‍ ‌ ‌​‌ ‍‌‌ ​​‌‍‌‌​ ‌‌ ​‍‌‍‌‌‌‍​ ‌‍‍‌‌ ​​‌‍‌‌​ ‍ ‌ ​​‌‍​‌‌ ‌​‌‍‍​​ ‌‌‍‍‌‌‍ ‍‌ ​ ‌ ‌​‌ ​‍‌ ‌‌‌‍​ ‌ ‌​‌‍‍‌‌‍ ‌‍ ‍‌ ​ ​‍‌‌​ ‌‌‌​​‍‌‌ ‌‍‍ ‌‍‌‌‌ ‍‌​‍‌‌​ ​ ‌​‌​​‍‌‌​ ​ ‌​‌​​‍‌‌​ ​‍​ ​‍​ ‍​‌‍​ ​ ‍​​ ​‍​ ​‌​ ​‍​ ‌‌‌‍​‍‌‍‌​‌‍​‌​ ‍‌​ ​​​‍‌‌​ ​‍​ ​‍​‍‌‌​ ‌‌‌​‌​​‍ ‍‌‍​ ‌‍‍​‌‍‍‌‌‍ ​‌‍‌​‌ ​‍‌‍‌‌‌‍ ‍​‍‌‌​ ‌‌‌​​‍‌‌ ‌‍‍ ‌‍‌‌‌ ‍‌​‍‌‌​ ​ ‌​‌​​‍‌‌​ ​ ‌​‌​​‍‌‌​ ​‍​ ​‍​ ‌​​ ‌‌‌‍‌‍​ ​‌​ ‌‍​ ‌‌​ ‍‌​ ​ ‌‍​‌​ ‍‌‌‍‌​​ ​​​‍‌‌​ ​‍​ ​‍​‍‌‌​ ‌‌‌​‌​​‍ ‍‌ ‌​‌‍‌‌‌ ‍​‌ ‌​​ ‌‍​‍‌‍​‌‌ ​ ‌‍‌‌‌‌‌‌‌ ​‍‌‍ ​​ ‌‌‍‍​‌ ‌​‌ ‌​‌ ​​‌ ​ ​‍‌‌​ ​ ‌​​‌​‍‌‌​ ​‍‌​‌‍​‍‌‌​ ​‍‌​‌‍‌ ‌​‌ ‌‌‌‍​ ‌‍​‌‌ ​​‌‍‌‌‌‍ ​​‍ ‍‌ ​ ‌‍​‌‌‍ ‍‌‍‍‌‌ ‌​‌ ‍‌​‍ ‍‌ ​ ‌ ‌​‌ ‌‌‌‍‌​‌‍‍‌‌‍ ​‍‌‍‌‍‍‌‌‍‌​​ ‌‌ ​‍‌‍‌‌‌‍​ ‌‍‍‌‌ ​​‌‍‌‌​‍ ‌​ ‍​​ ​​​ ‌ ​ ​‍​‍‌‍‌ ‌​‌ ‍‌‌ ​​‌‍‌‌​ ‌‌ ​‍‌‍‌‌‌‍​ ‌‍‍‌‌ ​​‌‍‌‌​‍‌‍‌ ​​‌‍​‌‌ ‌​‌‍‍​​ ‌‌‍‍‌‌‍ ‍‌ ​ ‌ ‌​‌ ​‍‌ ‌‌‌‍​ ‌ ‌​‌‍‍‌‌‍ ‌‍ ‍‌ ​ ​‍‌‌​ ‌‌‌​​‍‌‌ ‌‍‍ ‌‍‌‌‌ ‍‌​‍‌‌​ ​ ‌​‌​​‍‌‌​ ​ ‌​‌​​‍‌‌​ ​‍​ ​‍​ ‍​‌‍​ ​ ‍​​ ​‍​ ​‌​ ​‍​ ‌‌‌‍​‍‌‍‌​‌‍​‌​ ‍‌​ ​​​‍‌‌​ ​‍​ ​‍​‍‌‌​ ‌‌‌​‌​​‍ ‍‌‍​ ‌‍‍​‌‍‍‌‌‍ ​‌‍‌​‌ ​‍‌‍‌‌‌‍ ‍​‍‌‌​ ‌‌‌​​‍‌‌ ‌‍‍ ‌‍‌‌‌ ‍‌​‍‌‌​ ​ ‌​‌​​‍‌‌​ ​ ‌​‌​​‍‌‌​ ​‍​ ​‍​ ‌​​ ‌‌‌‍‌‍​ ​‌​ ‌‍​ ‌‌​ ‍‌​ ​ ‌‍​‌​ ‍‌‌‍‌​​ ​​​‍‌‌​ ​‍​ ​‍​‍‌‌​ ‌‌‌​‌​​‍ ‍‌ ‌​‌‍‌‌‌ ‍​‌ ‌​​‍‌‍‌ ​​‌‍‌‌‌ ​‍‌ ​ ‌ ​​‌‍‌‌‌‍​ ‌ ‌​‌‍‍‌‌ ‌‍‌‍‌‌​ ‌‌ ​​‌ ‌‌‌‍​‍‌‍ ​‌‍‍‌‌ ​ ‌‍‍​‌‍‌‌‌‍‌​​‍​‍‌ ‌
A las 24 horas refrescar con 50 gramos de harina y 50 cc de agua,
mezclar bien y repetir proceso.​​​​‌ ‍ ​‍​‍‌‍ ‌ ​‍‌‍‍‌‌‍‌ ‌‍‍‌‌‍ ‍​‍​‍​ ‍‍​‍​‍‌ ​ ‌‍​‌‌‍ ‍‌‍‍‌‌ ‌​‌ ‍‌​‍ ‍‌‍‍‌‌‍ ​‍​‍​‍ ​​‍​‍‌‍‍​‌ ​‍‌‍‌‌‌‍‌‍​‍​‍​ ‍‍​‍​‍‌‍‍​‌ ‌​‌ ‌​‌ ​​‌ ​ ​ ‍‍​‍ ​‍ ‌ ‌​‌ ‌‌‌‍​ ‌‍​‌‌ ​​‌‍‌‌‌‍ ​​‍ ‍‌ ​ ‌‍​‌‌‍ ‍‌‍‍‌‌ ‌​‌ ‍‌​‍ ‍‌ ​ ‌ ‌​‌ ‌‌‌‍‌​‌‍‍‌‌‍ ​‍ ‌‍‍‌‌‍ ‍‌ ‌​‌‍‌‌‌‍ ‍‌ ‌​​‍ ‌‍‌‌‌‍‌​‌‍‍‌‌ ‌​​‍ ‌‍ ‌‌‍ ‌‍‌​‌‍‌‌​ ‌‌ ​​‌ ​‍‌‍‌‌‌ ​ ‌‍‌‌‌‍ ‍‌ ‌​‌‍​‌‌ ‌​‌‍‍‌‌‍ ‌‍ ‍​ ‍ ‌‍‍‌‌‍‌​​ ‌‌ ​‍‌‍‌‌‌‍​ ‌‍‍‌‌ ​​‌‍‌‌​‍ ‌​ ‍​​ ​​​ ‌ ​ ​‍​ ‍ ‌ ‌​‌ ‍‌‌ ​​‌‍‌‌​ ‌‌ ​‍‌‍‌‌‌‍​ ‌‍‍‌‌ ​​‌‍‌‌​ ‍ ‌ ​​‌‍​‌‌ ‌​‌‍‍​​ ‌‌‍‍‌‌‍ ‍‌ ​ ‌ ‌​‌ ​‍‌ ‌‌‌‍​ ‌ ‌​‌‍‍‌‌‍ ‌‍ ‍‌ ​ ​‍‌‌​ ‌‌‌​​‍‌‌ ‌‍‍ ‌‍‌‌‌ ‍‌​‍‌‌​ ​ ‌​‌​​‍‌‌​ ​ ‌​‌​​‍‌‌​ ​‍​ ​‍​ ‌​​ ​ ​ ​‍​ ‍​​ ‌‍​ ‌‌​ ‌‌​ ​‌‌‍​‍​ ​‌​ ‍‌​ ‌ ​‍‌‌​ ​‍​ ​‍​‍‌‌​ ‌‌‌​‌​​‍ ‍‌‍​ ‌‍‍​‌‍‍‌‌‍ ​‌‍‌​‌ ​‍‌‍‌‌‌‍ ‍​‍‌‌​ ‌‌‌​​‍‌‌ ‌‍‍ ‌‍‌‌‌ ‍‌​‍‌‌​ ​ ‌​‌​​‍‌‌​ ​ ‌​‌​​‍‌‌​ ​‍​ ​‍​ ‌​​ ​ ‌‍‌‍​ ‌‌​ ​ ‌‍​‍​ ‌‌​ ​‍​ ‌​​ ​‌‌‍‌‌​ ‌ ​‍‌‌​ ​‍​ ​‍​‍‌‌​ ‌‌‌​‌​​‍ ‍‌ ‌​‌‍‌‌‌ ‍​‌ ‌​​ ‌‍​‍‌‍​‌‌ ​ ‌‍‌‌‌‌‌‌‌ ​‍‌‍ ​​ ‌‌‍‍​‌ ‌​‌ ‌​‌ ​​‌ ​ ​‍‌‌​ ​ ‌​​‌​‍‌‌​ ​‍‌​‌‍​‍‌‌​ ​‍‌​‌‍‌ ‌​‌ ‌‌‌‍​ ‌‍​‌‌ ​​‌‍‌‌‌‍ ​​‍ ‍‌ ​ ‌‍​‌‌‍ ‍‌‍‍‌‌ ‌​‌ ‍‌​‍ ‍‌ ​ ‌ ‌​‌ ‌‌‌‍‌​‌‍‍‌‌‍ ​‍‌‍‌‍‍‌‌‍‌​​ ‌‌ ​‍‌‍‌‌‌‍​ ‌‍‍‌‌ ​​‌‍‌‌​‍ ‌​ ‍​​ ​​​ ‌ ​ ​‍​‍‌‍‌ ‌​‌ ‍‌‌ ​​‌‍‌‌​ ‌‌ ​‍‌‍‌‌‌‍​ ‌‍‍‌‌ ​​‌‍‌‌​‍‌‍‌ ​​‌‍​‌‌ ‌​‌‍‍​​ ‌‌‍‍‌‌‍ ‍‌ ​ ‌ ‌​‌ ​‍‌ ‌‌‌‍​ ‌ ‌​‌‍‍‌‌‍ ‌‍ ‍‌ ​ ​‍‌‌​ ‌‌‌​​‍‌‌ ‌‍‍ ‌‍‌‌‌ ‍‌​‍‌‌​ ​ ‌​‌​​‍‌‌​ ​ ‌​‌​​‍‌‌​ ​‍​ ​‍​ ‌​​ ​ ​ ​‍​ ‍​​ ‌‍​ ‌‌​ ‌‌​ ​‌‌‍​‍​ ​‌​ ‍‌​ ‌ ​‍‌‌​ ​‍​ ​‍​‍‌‌​ ‌‌‌​‌​​‍ ‍‌‍​ ‌‍‍​‌‍‍‌‌‍ ​‌‍‌​‌ ​‍‌‍‌‌‌‍ ‍​‍‌‌​ ‌‌‌​​‍‌‌ ‌‍‍ ‌‍‌‌‌ ‍‌​‍‌‌​ ​ ‌​‌​​‍‌‌​ ​ ‌​‌​​‍‌‌​ ​‍​ ​‍​ ‌​​ ​ ‌‍‌‍​ ‌‌​ ​ ‌‍​‍​ ‌‌​ ​‍​ ‌​​ ​‌‌‍‌‌​ ‌ ​‍‌‌​ ​‍​ ​‍​‍‌‌​ ‌‌‌​‌​​‍ ‍‌ ‌​‌‍‌‌‌ ‍​‌ ‌​​‍‌‍‌ ​​‌‍‌‌‌ ​‍‌ ​ ‌ ​​‌‍‌‌‌‍​ ‌ ‌​‌‍‍‌‌ ‌‍‌‍‌‌​ ‌‌ ​​‌ ‌‌‌‍​‍‌‍ ​‌‍‍‌‌ ​ ‌‍‍​‌‍‌‌‌‍‌​​‍​‍‌ ‌
Alimentar por 5 días, la masa madre ya empezará a estar activar de
manera natural, habrá crecido y estará burbujeante, y es cuando ya
podemos utilizar para elaborar panes.​​​​‌ ‍ ​‍​‍‌‍ ‌ ​‍‌‍‍‌‌‍‌ ‌‍‍‌‌‍ ‍​‍​‍​ ‍‍​‍​‍‌ ​ ‌‍​‌‌‍ ‍‌‍‍‌‌ ‌​‌ ‍‌​‍ ‍‌‍‍‌‌‍ ​‍​‍​‍ ​​‍​‍‌‍‍​‌ ​‍‌‍‌‌‌‍‌‍​‍​‍​ ‍‍​‍​‍‌‍‍​‌ ‌​‌ ‌​‌ ​​‌ ​ ​ ‍‍​‍ ​‍ ‌ ‌​‌ ‌‌‌‍​ ‌‍​‌‌ ​​‌‍‌‌‌‍ ​​‍ ‍‌ ​ ‌‍​‌‌‍ ‍‌‍‍‌‌ ‌​‌ ‍‌​‍ ‍‌ ​ ‌ ‌​‌ ‌‌‌‍‌​‌‍‍‌‌‍ ​‍ ‌‍‍‌‌‍ ‍‌ ‌​‌‍‌‌‌‍ ‍‌ ‌​​‍ ‌‍‌‌‌‍‌​‌‍‍‌‌ ‌​​‍ ‌‍ ‌‌‍ ‌‍‌​‌‍‌‌​ ‌‌ ​​‌ ​‍‌‍‌‌‌ ​ ‌‍‌‌‌‍ ‍‌ ‌​‌‍​‌‌ ‌​‌‍‍‌‌‍ ‌‍ ‍​ ‍ ‌‍‍‌‌‍‌​​ ‌‌ ​‍‌‍‌‌‌‍​ ‌‍‍‌‌ ​​‌‍‌‌​‍ ‌​ ‍​​ ​​​ ‌ ​ ​‍​ ‍ ‌ ‌​‌ ‍‌‌ ​​‌‍‌‌​ ‌‌ ​‍‌‍‌‌‌‍​ ‌‍‍‌‌ ​​‌‍‌‌​ ‍ ‌ ​​‌‍​‌‌ ‌​‌‍‍​​ ‌‌‍‍‌‌‍ ‍‌ ​ ‌ ‌​‌ ​‍‌ ‌‌‌‍​ ‌ ‌​‌‍‍‌‌‍ ‌‍ ‍‌ ​ ​‍‌‌​ ‌‌‌​​‍‌‌ ‌‍‍ ‌‍‌‌‌ ‍‌​‍‌‌​ ​ ‌​‌​​‍‌‌​ ​ ‌​‌​​‍‌‌​ ​‍​ ​‍‌‍‌‍​ ‌​​ ‌​‌‍‌​​ ‍​‌‍‌‌​ ‌ ‌‍​‌​ ​‌‌‍​‍‌‍‌‌​ ‌‍​‍‌‌​ ​‍​ ​‍​‍‌‌​ ‌‌‌​‌​​‍ ‍‌‍​ ‌‍‍​‌‍‍‌‌‍ ​‌‍‌​‌ ​‍‌‍‌‌‌‍ ‍​‍‌‌​ ‌‌‌​​‍‌‌ ‌‍‍ ‌‍‌‌‌ ‍‌​‍‌‌​ ​ ‌​‌​​‍‌‌​ ​ ‌​‌​​‍‌‌​ ​‍​ ​‍‌‍​ ​ ​​‌‍‌​​ ​​​ ​‍‌‍‌​‌‍​‌​ ​‍​ ‍​‌‍‌‍​ ‍​​ ​​​‍‌‌​ ​‍​ ​‍​‍‌‌​ ‌‌‌​‌​​‍ ‍‌ ‌​‌‍‌‌‌ ‍​‌ ‌​​ ‌‍​‍‌‍​‌‌ ​ ‌‍‌‌‌‌‌‌‌ ​‍‌‍ ​​ ‌‌‍‍​‌ ‌​‌ ‌​‌ ​​‌ ​ ​‍‌‌​ ​ ‌​​‌​‍‌‌​ ​‍‌​‌‍​‍‌‌​ ​‍‌​‌‍‌ ‌​‌ ‌‌‌‍​ ‌‍​‌‌ ​​‌‍‌‌‌‍ ​​‍ ‍‌ ​ ‌‍​‌‌‍ ‍‌‍‍‌‌ ‌​‌ ‍‌​‍ ‍‌ ​ ‌ ‌​‌ ‌‌‌‍‌​‌‍‍‌‌‍ ​‍‌‍‌‍‍‌‌‍‌​​ ‌‌ ​‍‌‍‌‌‌‍​ ‌‍‍‌‌ ​​‌‍‌‌​‍ ‌​ ‍​​ ​​​ ‌ ​ ​‍​‍‌‍‌ ‌​‌ ‍‌‌ ​​‌‍‌‌​ ‌‌ ​‍‌‍‌‌‌‍​ ‌‍‍‌‌ ​​‌‍‌‌​‍‌‍‌ ​​‌‍​‌‌ ‌​‌‍‍​​ ‌‌‍‍‌‌‍ ‍‌ ​ ‌ ‌​‌ ​‍‌ ‌‌‌‍​ ‌ ‌​‌‍‍‌‌‍ ‌‍ ‍‌ ​ ​‍‌‌​ ‌‌‌​​‍‌‌ ‌‍‍ ‌‍‌‌‌ ‍‌​‍‌‌​ ​ ‌​‌​​‍‌‌​ ​ ‌​‌​​‍‌‌​ ​‍​ ​‍‌‍‌‍​ ‌​​ ‌​‌‍‌​​ ‍​‌‍‌‌​ ‌ ‌‍​‌​ ​‌‌‍​‍‌‍‌‌​ ‌‍​‍‌‌​ ​‍​ ​‍​‍‌‌​ ‌‌‌​‌​​‍ ‍‌‍​ ‌‍‍​‌‍‍‌‌‍ ​‌‍‌​‌ ​‍‌‍‌‌‌‍ ‍​‍‌‌​ ‌‌‌​​‍‌‌ ‌‍‍ ‌‍‌‌‌ ‍‌​‍‌‌​ ​ ‌​‌​​‍‌‌​ ​ ‌​‌​​‍‌‌​ ​‍​ ​‍‌‍​ ​ ​​‌‍‌​​ ​​​ ​‍‌‍‌​‌‍​‌​ ​‍​ ‍​‌‍‌‍​ ‍​​ ​​​‍‌‌​ ​‍​ ​‍​‍‌‌​ ‌‌‌​‌​​‍ ‍‌ ‌​‌‍‌‌‌ ‍​‌ ‌​​‍‌‍‌ ​​‌‍‌‌‌ ​‍‌ ​ ‌ ​​‌‍‌‌‌‍​ ‌ ‌​‌‍‍‌‌ ‌‍‌‍‌‌​ ‌‌ ​​‌ ‌‌‌‍​‍‌‍ ​‌‍‍‌‌ ​ ‌‍‍​‌‍‌‌‌‍‌​​‍​‍‌ ‌
Podemos mantener refrigerada sino la utilizamos en un tiempo y
podemos refrescar a lo menos 3 veces a la semana.​​​​‌ ‍ ​‍​‍‌‍ ‌ ​‍‌‍‍‌‌‍‌ ‌‍‍‌‌‍ ‍​‍​‍​ ‍‍​‍​‍‌ ​ ‌‍​‌‌‍ ‍‌‍‍‌‌ ‌​‌ ‍‌​‍ ‍‌‍‍‌‌‍ ​‍​‍​‍ ​​‍​‍‌‍‍​‌ ​‍‌‍‌‌‌‍‌‍​‍​‍​ ‍‍​‍​‍‌‍‍​‌ ‌​‌ ‌​‌ ​​‌ ​ ​ ‍‍​‍ ​‍ ‌ ‌​‌ ‌‌‌‍​ ‌‍​‌‌ ​​‌‍‌‌‌‍ ​​‍ ‍‌ ​ ‌‍​‌‌‍ ‍‌‍‍‌‌ ‌​‌ ‍‌​‍ ‍‌ ​ ‌ ‌​‌ ‌‌‌‍‌​‌‍‍‌‌‍ ​‍ ‌‍‍‌‌‍ ‍‌ ‌​‌‍‌‌‌‍ ‍‌ ‌​​‍ ‌‍‌‌‌‍‌​‌‍‍‌‌ ‌​​‍ ‌‍ ‌‌‍ ‌‍‌​‌‍‌‌​ ‌‌ ​​‌ ​‍‌‍‌‌‌ ​ ‌‍‌‌‌‍ ‍‌ ‌​‌‍​‌‌ ‌​‌‍‍‌‌‍ ‌‍ ‍​ ‍ ‌‍‍‌‌‍‌​​ ‌‌ ​‍‌‍‌‌‌‍​ ‌‍‍‌‌ ​​‌‍‌‌​‍ ‌​ ‍​​ ​​​ ‌ ​ ​‍​ ‍ ‌ ‌​‌ ‍‌‌ ​​‌‍‌‌​ ‌‌ ​‍‌‍‌‌‌‍​ ‌‍‍‌‌ ​​‌‍‌‌​ ‍ ‌ ​​‌‍​‌‌ ‌​‌‍‍​​ ‌‌‍‍‌‌‍ ‍‌ ​ ‌ ‌​‌ ​‍‌ ‌‌‌‍​ ‌ ‌​‌‍‍‌‌‍ ‌‍ ‍‌ ​ ​‍‌‌​ ‌‌‌​​‍‌‌ ‌‍‍ ‌‍‌‌‌ ‍‌​‍‌‌​ ​ ‌​‌​​‍‌‌​ ​ ‌​‌​​‍‌‌​ ​‍​ ​‍​ ​‌​ ‍​​ ​​​ ​​​ ​‍‌‍​ ‌‍‌‍​ ​‍​ ‌ ‌‍‌‌‌‍​ ​ ​‍​‍‌‌​ ​‍​ ​‍​‍‌‌​ ‌‌‌​‌​​‍ ‍‌‍​ ‌‍‍​‌‍‍‌‌‍ ​‌‍‌​‌ ​‍‌‍‌‌‌‍ ‍​‍‌‌​ ‌‌‌​​‍‌‌ ‌‍‍ ‌‍‌‌‌ ‍‌​‍‌‌​ ​ ‌​‌​​‍‌‌​ ​ ‌​‌​​‍‌‌​ ​‍​ ​‍​ ‌‍​ ​‌​ ‌​​ ​​‌‍‌​‌‍​ ‌‍‌​​ ​‌‌‍​ ​ ‌​‌‍‌‍‌‍‌‌​‍‌‌​ ​‍​ ​‍​‍‌‌​ ‌‌‌​‌​​‍ ‍‌ ‌​‌‍‌‌‌ ‍​‌ ‌​​ ‌‍​‍‌‍​‌‌ ​ ‌‍‌‌‌‌‌‌‌ ​‍‌‍ ​​ ‌‌‍‍​‌ ‌​‌ ‌​‌ ​​‌ ​ ​‍‌‌​ ​ ‌​​‌​‍‌‌​ ​‍‌​‌‍​‍‌‌​ ​‍‌​‌‍‌ ‌​‌ ‌‌‌‍​ ‌‍​‌‌ ​​‌‍‌‌‌‍ ​​‍ ‍‌ ​ ‌‍​‌‌‍ ‍‌‍‍‌‌ ‌​‌ ‍‌​‍ ‍‌ ​ ‌ ‌​‌ ‌‌‌‍‌​‌‍‍‌‌‍ ​‍‌‍‌‍‍‌‌‍‌​​ ‌‌ ​‍‌‍‌‌‌‍​ ‌‍‍‌‌ ​​‌‍‌‌​‍ ‌​ ‍​​ ​​​ ‌ ​ ​‍​‍‌‍‌ ‌​‌ ‍‌‌ ​​‌‍‌‌​ ‌‌ ​‍‌‍‌‌‌‍​ ‌‍‍‌‌ ​​‌‍‌‌​‍‌‍‌ ​​‌‍​‌‌ ‌​‌‍‍​​ ‌‌‍‍‌‌‍ ‍‌ ​ ‌ ‌​‌ ​‍‌ ‌‌‌‍​ ‌ ‌​‌‍‍‌‌‍ ‌‍ ‍‌ ​ ​‍‌‌​ ‌‌‌​​‍‌‌ ‌‍‍ ‌‍‌‌‌ ‍‌​‍‌‌​ ​ ‌​‌​​‍‌‌​ ​ ‌​‌​​‍‌‌​ ​‍​ ​‍​ ​‌​ ‍​​ ​​​ ​​​ ​‍‌‍​ ‌‍‌‍​ ​‍​ ‌ ‌‍‌‌‌‍​ ​ ​‍​‍‌‌​ ​‍​ ​‍​‍‌‌​ ‌‌‌​‌​​‍ ‍‌‍​ ‌‍‍​‌‍‍‌‌‍ ​‌‍‌​‌ ​‍‌‍‌‌‌‍ ‍​‍‌‌​ ‌‌‌​​‍‌‌ ‌‍‍ ‌‍‌‌‌ ‍‌​‍‌‌​ ​ ‌​‌​​‍‌‌​ ​ ‌​‌​​‍‌‌​ ​‍​ ​‍​ ‌‍​ ​‌​ ‌​​ ​​‌‍‌​‌‍​ ‌‍‌​​ ​‌‌‍​ ​ ‌​‌‍‌‍‌‍‌‌​‍‌‌​ ​‍​ ​‍​‍‌‌​ ‌‌‌​‌​​‍ ‍‌ ‌​‌‍‌‌‌ ‍​‌ ‌​​‍‌‍‌ ​​‌‍‌‌‌ ​‍‌ ​ ‌ ​​‌‍‌‌‌‍​ ‌ ‌​‌‍‍‌‌ ‌‍‌‍‌‌​ ‌‌ ​​‌ ‌‌‌‍​‍‌‍ ​‌‍‍‌‌ ​ ‌‍‍​‌‍‌‌‌‍‌​​‍​‍‌ ‌
Productos
Recetas